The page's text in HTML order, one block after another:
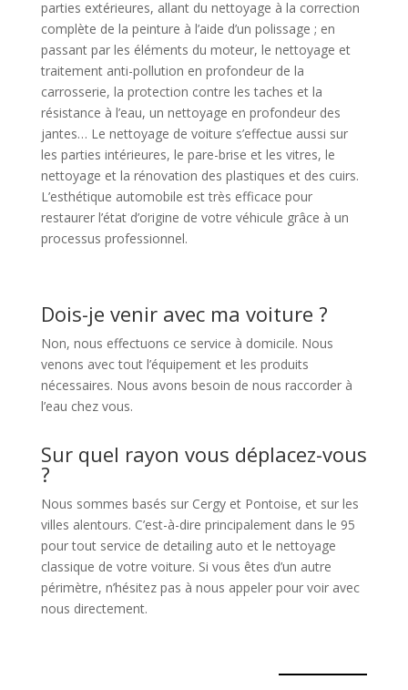
parties extérieures, allant du nettoyage à la correction
complète de la peinture à l’aide d’un polissage ; en
passant par les éléments du moteur, le nettoyage et
traitement anti-pollution en profondeur de la
carrosserie, la protection contre les taches et la
résistance à l’eau, un nettoyage en profondeur des
jantes… Le nettoyage de voiture s’effectue aussi sur
les parties intérieures, le pare-brise et les vitres, le
nettoyage et la rénovation des plastiques et des cuirs.
L’esthétique automobile est très efficace pour
restaurer l’état d’origine de votre véhicule grâce à un
processus professionnel.
Dois-je venir avec ma voiture ?
Non, nous effectuons ce service à domicile. Nous
venons avec tout l’équipement et les produits
nécessaires. Nous avons besoin de nous raccorder à
l’eau chez vous.
Sur quel rayon vous déplacez-vous
?
Nous sommes basés sur Cergy et Pontoise, et sur les
villes alentours. C’est-à-dire principalement dans le 95
pour tout service de detailing auto et le nettoyage
classique de votre voiture. Si vous êtes d’un autre
périmètre, n’hésitez pas à nous appeler pour voir avec
nous directement.